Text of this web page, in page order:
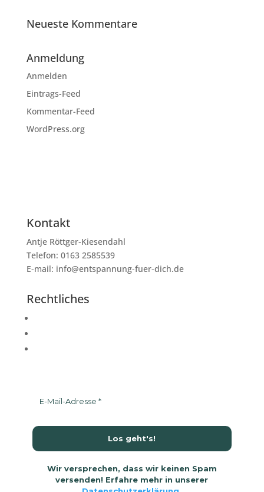
Neueste Kommentare
Anmeldung
Anmelden
Eintrags-Feed
Kommentar-Feed
WordPress.org
Kontakt
Antje Röttger-Kiesendahl
Telefon: 0163 2585539
E-mail: info@entspannung-fuer-dich.de
Rechtliches
Wir versprechen, dass wir keinen Spam
versenden! Erfahre mehr in unserer